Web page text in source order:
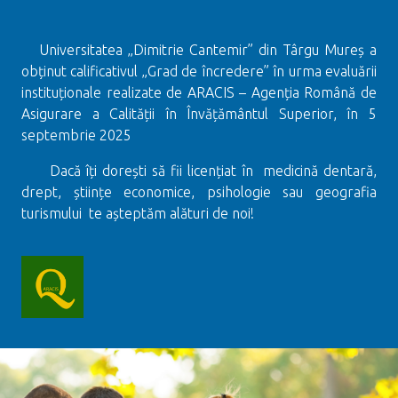
Universitatea „Dimitrie Cantemir” din Târgu Mureș a
obținut calificativul „Grad de încredere” în urma evaluării
instituționale realizate de ARACIS – Agenția Română de
Asigurare a Calității în Învățământul Superior, în 5
septembrie 2025
Dacă îți dorești să fii licențiat în medicină dentară,
drept, științe economice, psihologie sau geografia
turismului te așteptăm alături de noi!